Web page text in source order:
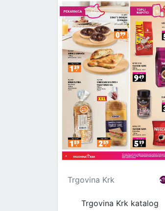
Trgovina Krk
Trgovina Krk katalog